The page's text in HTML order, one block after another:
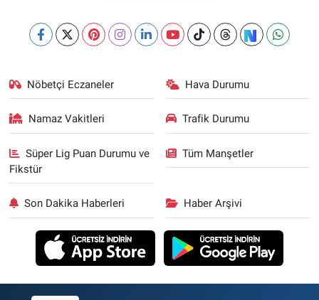
Nöbetçi Eczaneler Hava Durumu
Namaz Vakitleri Trafik Durumu
Süper Lig Puan Durumu ve
Fikstür
Tüm Manşetler
Son Dakika Haberleri Haber Arşivi